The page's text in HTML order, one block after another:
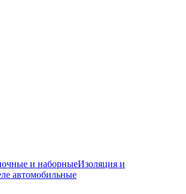
и наборныеИзоляция и
автомобильные